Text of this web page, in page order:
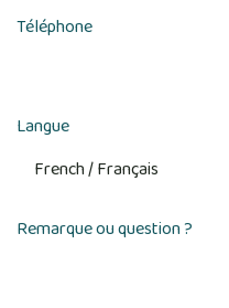
Téléphone
Langue
Remarque ou question ?